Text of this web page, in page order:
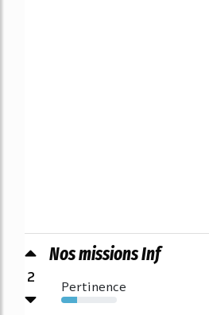
2
Nos missions Inf
Pertinence
29%